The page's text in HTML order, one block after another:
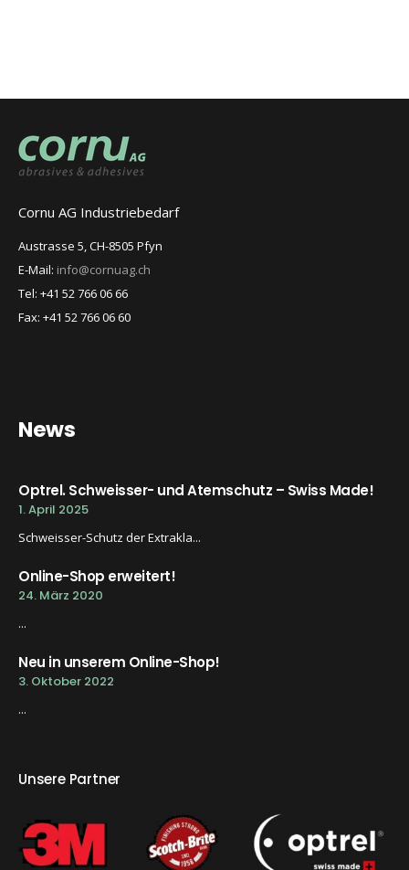
Cornu AG Industriebedarf
Austrasse 5, CH-8505 Pfyn
E-Mail: info@cornuag.ch
Tel: +41 52 766 06 66
Fax: +41 52 766 06 60
News
Optrel. Schweisser- und Atemschutz – Swiss Made!
1. April 2025
Schweisser-Schutz der Extrakla...
Online-Shop erweitert!
24. März 2020
...
Neu in unserem Online-Shop!
3. Oktober 2022
...
Unsere Partner